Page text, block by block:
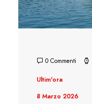
0 Commenti
Ultim'ora
8 Marzo 2026